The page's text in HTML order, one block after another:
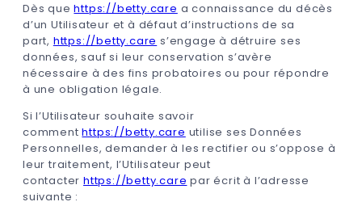
Dès quehttps://betty.care a connaissance du décès
d’un Utilisateur et à défaut d’instructions de sa
part, https://betty.care s’engage à détruire ses
données, sauf si leur conservation s’avère
nécessaire à des fins probatoires ou pour répondre
à une obligation légale.
Si l’Utilisateur souhaite savoir
commenthttps://betty.care utilise ses Données
Personnelles, demander à les rectifier ou s’oppose à
leur traitement, l’Utilisateur peut
contacterhttps://betty.care par écrit à l’adresse
suivante :